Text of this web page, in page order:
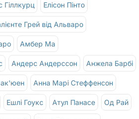
Гіллкурц Елісон Пінто
Грей від Альваро
Амбер Ма
Андерс Андерссон Анжела Барбі
Анна Марі Стеффенсон
Ешлі Гоукс Атул Панасе Од Рай